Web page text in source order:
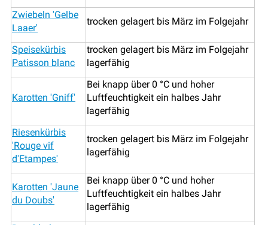
Zwiebeln 'Gelbe
Laaer'
trocken gelagert bis März im Folgejahr
Speisekürbis
Patisson blanc
trocken gelagert bis März im Folgejahr
lagerfähig
Karotten 'Gniff'
Bei knapp über 0 °C und hoher
Luftfeuchtigkeit ein halbes Jahr
lagerfähig
Riesenkürbis
'Rouge vif
d'Etampes'
trocken gelagert bis März im Folgejahr
lagerfähig
Karotten 'Jaune
du Doubs'
Bei knapp über 0 °C und hoher
Luftfeuchtigkeit ein halbes Jahr
lagerfähig